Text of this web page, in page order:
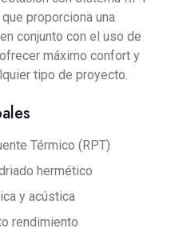
proporciona una
conjunto con el uso de
máximo confort y
tipo de proyecto.
Térmico (RPT)
hermético
y acústica
rendimiento